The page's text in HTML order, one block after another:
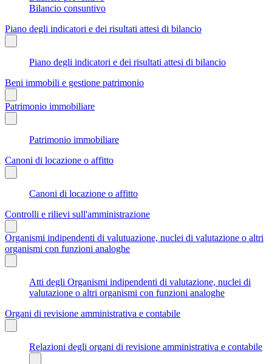
Bilancio consuntivo
Piano degli indicatori e dei risultati attesi di bilancio
Piano degli indicatori e dei risultati attesi di bilancio
Beni immobili e gestione patrimonio
Patrimonio immobiliare
Patrimonio immobiliare
Canoni di locazione o affitto
Canoni di locazione o affitto
Controlli e rilievi sull'amministrazione
Organismi indipendenti di valutuazione, nuclei di valutazione o altri
organismi con funzioni analoghe
Atti degli Organismi indipendenti di valutazione, nuclei di
valutazione o altri organismi con funzioni analoghe
Organi di revisione amministrativa e contabile
Relazioni degli organi di revisione amministrativa e contabile